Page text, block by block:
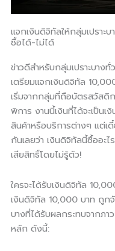
แจกเงินดิจิทัลให้กลุ่มเปราะ
ซื้อได้-ไม่ได้
ข่าวดีสำหรับกลุ่มเปราะบาง
เตรียมแจกเงินดิจิทัล
เริ่มจากกลุ่มที่ถือบัตรสวัสดิ
พิการ งานนี้เงินที่ได้จะเป็นเ
สินค้าหรือบริการต่างๆ แต่เ
กันเลยว่า เงินดิจิทัลนี้ซื้ออะไ
เสียสิทธิ์โดยไม่รู้ตัว!
ใครจะได้รับเงินดิจิทัล
เงินดิจิทัล 10,000 บาท ถูกจั
บางที่ได้รับผลกระทบจากภ
หลัก ดังนี้: